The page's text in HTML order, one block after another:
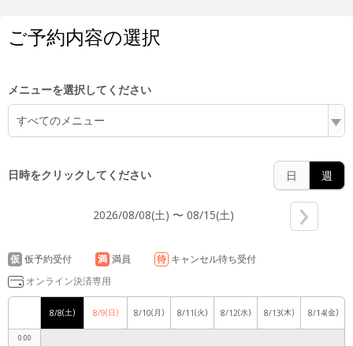
ご予約内容の選択
メニューを選択してください
すべてのメニュー
日時をクリックしてください 日 週
2026/08/08(土) 〜 08/15(土)
仮 仮予約受付 満 満員 待 キャンセル待ち受付
オンライン決済専用
8/8(土) 8/9(日) 8/10(月) 8/11(火) 8/12(水) 8/13(木) 8/14(金)
0:00